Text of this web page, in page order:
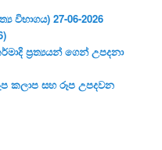
විභාගය) 27-06-2026
ප්‍ර‍ත්‍යයන් ගෙන් උපදනා
කලාප සහ රූප උපදවන